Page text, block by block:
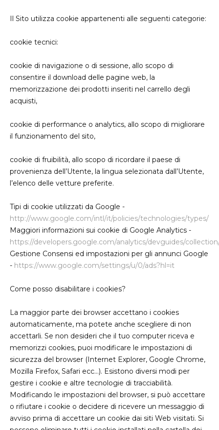
Il Sito utilizza cookie appartenenti alle seguenti categorie:
cookie tecnici:
cookie di navigazione o di sessione, allo scopo di
consentire il download delle pagine web, la
memorizzazione dei prodotti inseriti nel carrello degli
acquisti,
cookie di performance o analytics, allo scopo di migliorare
il funzionamento del sito,
cookie di fruibilità, allo scopo di ricordare il paese di
provenienza dell’Utente, la lingua selezionata dall’Utente,
l’elenco delle vetture preferite.
Tipi di cookie utilizzati da Google -
http://www.google.com/intl/it/policies/technologies/types/
Maggiori informazioni sui cookie di Google Analytics -
https://developers.google.com/analytics/devguides/
Gestione Consensi ed impostazioni per gli annunci Google
- https://www.google.com/settings/u/0/ads?hl=it
Come posso disabilitare i cookies?
La maggior parte dei browser accettano i cookies
automaticamente, ma potete anche scegliere di non
accettarli. Se non desideri che il tuo computer riceva e
memorizzi cookies, puoi modificare le impostazioni di
sicurezza del browser (Internet Explorer, Google Chrome,
Mozilla Firefox, Safari ecc…). Esistono diversi modi per
gestire i cookie e altre tecnologie di tracciabilità.
Modificando le impostazioni del browser, si può accettare
o rifiutare i cookie o decidere di ricevere un messaggio di
avviso prima di accettare un cookie dai siti Web visitati. Si